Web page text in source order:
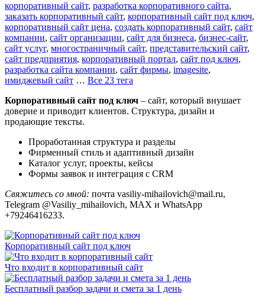
корпоративный сайт, разработка корпоративного сайта,
заказать корпоративный сайт, корпоративный сайт под ключ,
корпоративный сайт цена, создать корпоративный сайт, сайт
компании, сайт организации, сайт для бизнеса, бизнес-сайт,
сайт услуг, многостраничный сайт, представительский сайт,
сайт предприятия, корпоративный портал, сайт под ключ,
разработка сайта компании, сайт фирмы, imagesite,
имиджевый сайт … Все 23 тега
Корпоративный сайт под ключ – сайт, который внушает
доверие и приводит клиентов. Структура, дизайн и
продающие тексты.
Проработанная структура и разделы
Фирменный стиль и адаптивный дизайн
Каталог услуг, проекты, кейсы
Формы заявок и интеграция с CRM
Свяжитесь со мной: почта vasiliy-mihailovich@mail.ru,
Telegram @Vasiliy_mihailovich, MAX и WhatsApp
+79246416233.
Корпоративный сайт под ключ
Что входит в корпоративный сайт
Бесплатный разбор задачи и смета за 1 день